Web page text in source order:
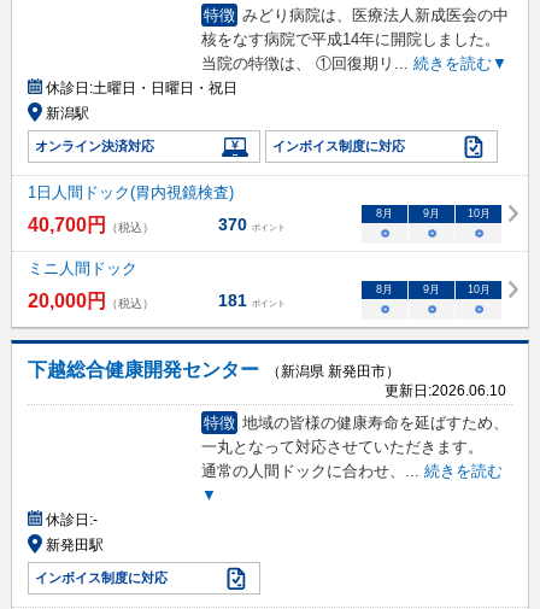
特徴 みどり病院は、医療法人新成医会の中
核をなす病院で平成14年に開院しました。
当院の特徴は、 ①回復期リ ... 続きを読む▼
休診日:土曜日・日曜日・祝日
新潟駅
オンライン決済対応 インボイス制度に対応
1日人間ドック(胃内視鏡検査)
40,700円 （税込） 370 ポイント
8月 9月 10月
○ ○ ○
ミニ人間ドック
20,000円 （税込） 181 ポイント
8月 9月 10月
○ ○ ○
下越総合健康開発センター
（新潟県 新発田市）
更新日:2026.06.10
特徴 地域の皆様の健康寿命を延ばすため、
一丸となって対応させていただきます。
通常の人間ドックに合わせ、
続きを読む
▼
休診日:-
新発田駅
インボイス制度に対応